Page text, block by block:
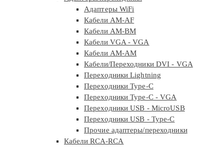
Адаптеры WiFi
Кабели AM-AF
Кабели AM-BM
Кабели VGA - VGA
Кабели АМ-АМ
Кабели/Переходники DVI - VGA
Переходники Lightning
Переходники Type-C
Переходники Type-C - VGA
Переходники USB - MicroUSB
Переходники USB - Type-C
Прочие адаптеры/переходники
Кабели RCA-RCA